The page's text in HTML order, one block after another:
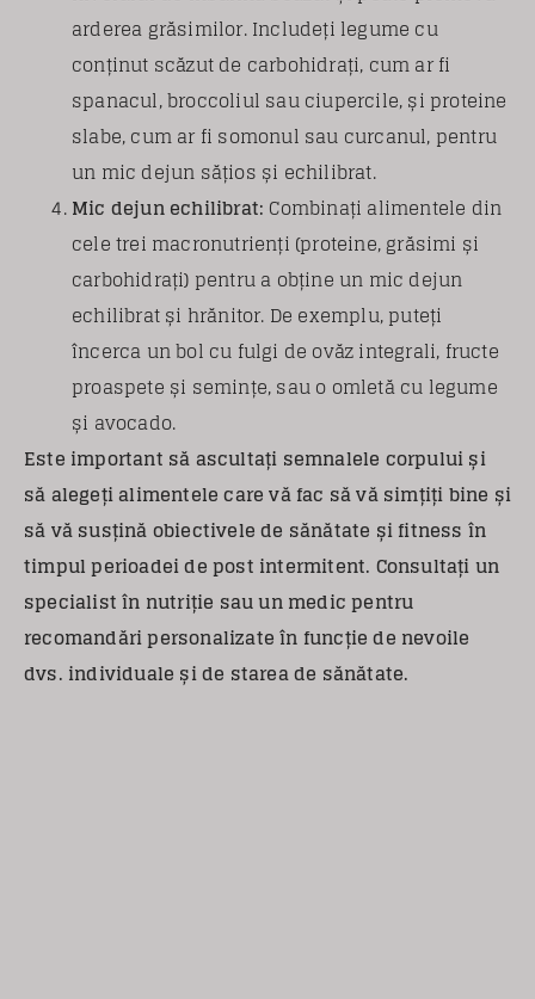
arderea grăsimilor. Includeți legume cu
conținut scăzut de carbohidrați, cum ar fi
spanacul, broccoliul sau ciupercile, și proteine
​​slabe, cum ar fi somonul sau curcanul, pentru
un mic dejun sățios și echilibrat.
Mic dejun echilibrat: Combinați alimentele din
cele trei macronutrienți (proteine, grăsimi și
carbohidrați) pentru a obține un mic dejun
echilibrat și hrănitor. De exemplu, puteți
încerca un bol cu fulgi de ovăz integrali, fructe
proaspete și semințe, sau o omletă cu legume
și avocado.
Este important să ascultați semnalele corpului și
să alegeți alimentele care vă fac să vă simțiți bine și
să vă susțină obiectivele de sănătate și fitness în
timpul perioadei de post intermitent. Consultați un
specialist în nutriție sau un medic pentru
recomandări personalizate în funcție de nevoile
dvs. individuale și de starea de sănătate.